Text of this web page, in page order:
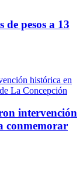
de pesos a 13
intervención
conmemorar